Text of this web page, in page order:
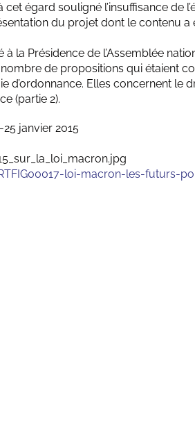
cet égard souligné l’insuffisance de
du projet dont le contenu a
la Présidence de l’Assemblée
de propositions qui étaient
d’ordonnance. Elles concernent le
(partie 2).
janvier 2015
loi-macron-les-futurs-